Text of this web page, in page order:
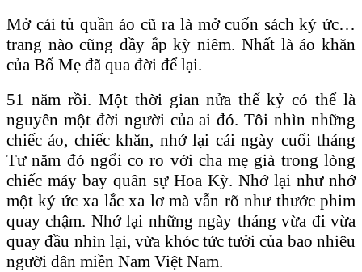
Mở cái tủ quần áo cũ ra là mở cuốn sách ký ức…
trang nào cũng đầy ắp kỳ niêm. Nhất là áo khăn
của Bố Mẹ đã qua đời để lại.
51 năm rồi. Một thời gian nửa thế kỷ có thể là
nguyên một đời người của ai đó. Tôi nhìn những
chiếc áo, chiếc khăn, nhớ lại cái ngày cuối tháng
Tư năm đó ngổi co ro với cha mẹ già trong lòng
chiếc máy bay quân sự Hoa Kỳ. Nhớ lại như nhớ
một ký ức xa lắc xa lơ mà vẫn rõ như thước phim
quay chậm. Nhớ lại những ngày tháng vừa đi vừa
quay đầu nhìn lại, vừa khóc tức tưởi của bao nhiêu
người dân miền Nam Việt Nam.